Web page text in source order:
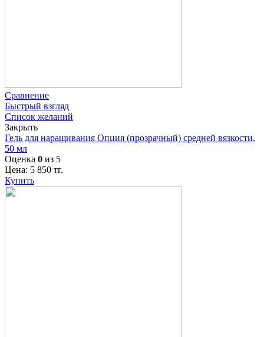
Сравнение
Быстрый взгляд
Список желаний
Закрыть
Гель для наращивания Опция (прозрачный) средней вязкости,
50 мл
Оценка 0 из 5
Цена: 5 850 тг.
Купить